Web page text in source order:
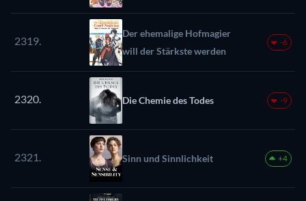
2319.
Der ehemalige Hofmagier
will der Stärkste werden
-6
2320. Die Chemie des Todes -9
2321. Sinn und Sinnlichkeit +4